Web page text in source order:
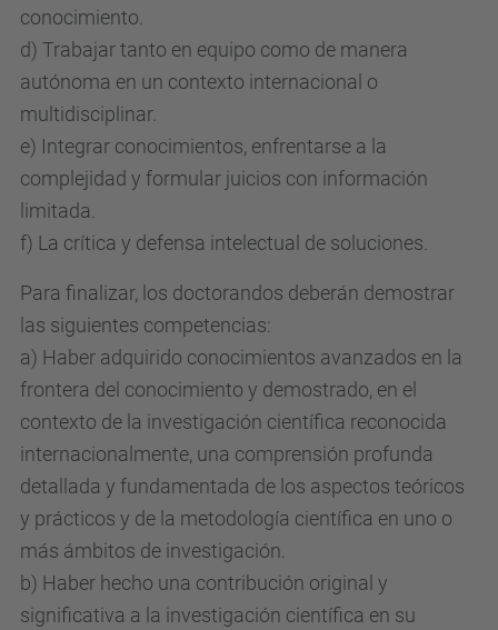
conocimiento.
d) Trabajar tanto en equipo como de manera
autónoma en un contexto internacional o
multidisciplinar.
e) Integrar conocimientos, enfrentarse a la
complejidad y formular juicios con información
limitada.
f) La crítica y defensa intelectual de soluciones.
Para finalizar, los doctorandos deberán demostrar
las siguientes competencias:
a) Haber adquirido conocimientos avanzados en la
frontera del conocimiento y demostrado, en el
contexto de la investigación científica reconocida
internacionalmente, una comprensión profunda
detallada y fundamentada de los aspectos teóricos
y prácticos y de la metodología científica en uno o
más ámbitos de investigación.
b) Haber hecho una contribución original y
significativa a la investigación científica en su